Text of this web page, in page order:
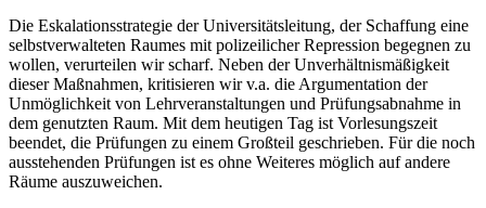
Die Eskalationsstrategie der Universitätsleitung, der Schaffung eine
selbstverwalteten Raumes mit polizeilicher Repression begegnen zu
wollen, verurteilen wir scharf. Neben der Unverhältnismäßigkeit
dieser Maßnahmen, kritisieren wir v.a. die Argumentation der
Unmöglichkeit von Lehrveranstaltungen und Prüfungsabnahme in
dem genutzten Raum. Mit dem heutigen Tag ist Vorlesungszeit
beendet, die Prüfungen zu einem Großteil geschrieben. Für die noch
ausstehenden Prüfungen ist es ohne Weiteres möglich auf andere
Räume auszuweichen.